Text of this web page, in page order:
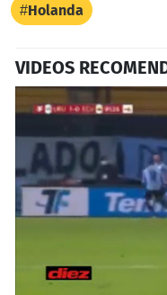
Holanda
VIDEOS